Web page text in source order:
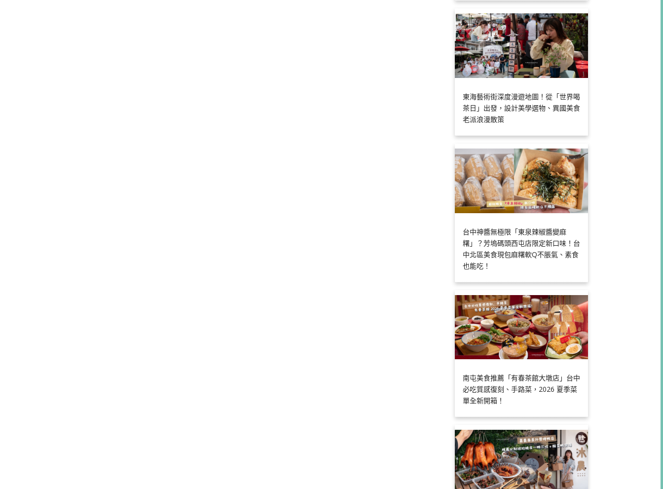
東海藝術街深度漫遊地圖！從「世界喝
茶日」出發，設計美學選物、異國美食
老派浪漫散策
台中神醬無極限「東泉辣椒醬變麻
糬」？芳塢碼頭西屯店限定新口味！台
中北區美食現包麻糬軟Q不脹氣、素食
也能吃！
南屯美食推薦「有春茶館大墩店」台中
必吃質感復刻、手路菜，2026 夏季菜
單全新開箱！